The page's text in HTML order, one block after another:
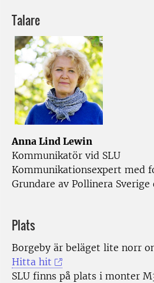
Talare
Anna Lind Lewin
Kommunikatör vid SLU
Kommunikationsexpert med
Grundare av Pollinera
Plats
Borgeby är beläget lite norr
Hitta hit
SLU finns på plats i monter